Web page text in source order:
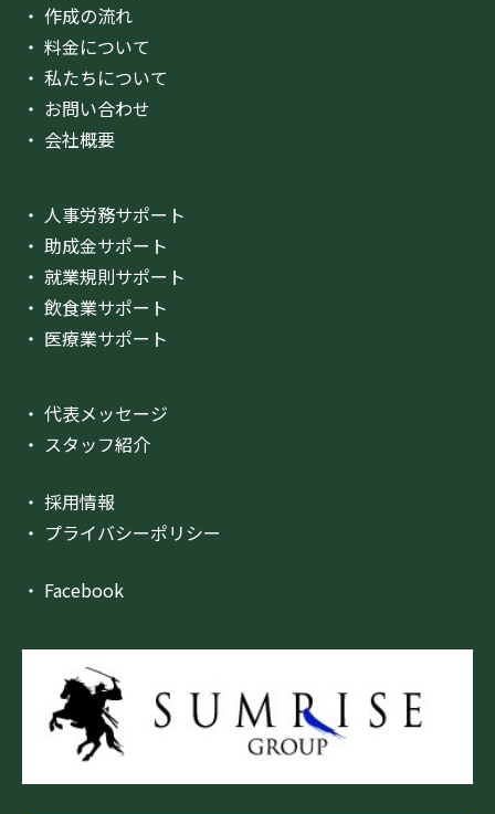
・ 作成の流れ
・ 料金について
・ 私たちについて
・ お問い合わせ
・ 会社概要
・ 人事労務サポート
・ 助成金サポート
・ 就業規則サポート
・ 飲食業サポート
・ 医療業サポート
・ 代表メッセージ
・ スタッフ紹介
・ 採用情報
・ プライバシーポリシー
・ Facebook